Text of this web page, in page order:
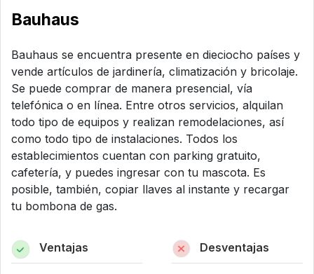
Bauhaus
Bauhaus se encuentra presente en dieciocho países y
vende artículos de jardinería, climatización y bricolaje.
Se puede comprar de manera presencial, vía
telefónica o en línea. Entre otros servicios, alquilan
todo tipo de equipos y realizan remodelaciones, así
como todo tipo de instalaciones. Todos los
establecimientos cuentan con parking gratuito,
cafetería, y puedes ingresar con tu mascota. Es
posible, también, copiar llaves al instante y recargar
tu bombona de gas.
Ventajas Desventajas